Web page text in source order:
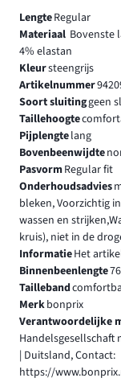
LengteRegular
Materiaal Bovenste
4% elastan
Kleursteengrijs
Artikelnummer
Soort sluitinggeen
Taillehoogte
Pijplengtelang
Bovenbeenwijdte
PasvormRegular fit
Onderhoudsadvies
bleken, Voorzichtig
wassen en
kruis), niet in de
InformatieHet
Binnenbeenlengte
Tailleband
Merkbonprix
Verantwoordelijke
Handelsgesellschaft
| Duitsland, Contact:
https://